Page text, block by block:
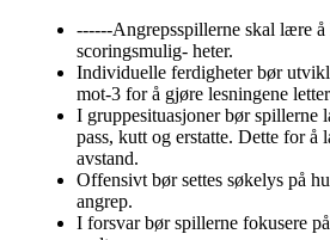
------Angrepsspillerne skal lære å
scoringsmulig- heter.
Individuelle ferdigheter bør
mot-3 for å gjøre lesningene
I gruppesituasjoner bør spillerne
pass, kutt og erstatte. Dette for
avstand.
Offensivt bør settes søkelys på
angrep.
I forsvar bør spillerne fokusere